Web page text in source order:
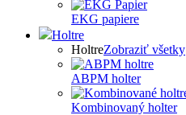
EKG papiere
Holtre
HoltreZobraziť všetky
ABPM holter
Kombinovaný holter